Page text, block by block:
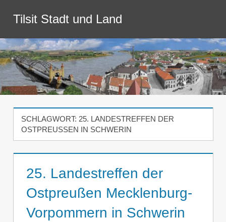
Inhalt
springen
Tilsit Stadt und Land
SCHLAGWORT: 25. LANDESTREFFEN DER
OSTPREUSSEN IN SCHWERIN
25. Landestreffen der
Ostpreußen Mecklenburg-
Vorpommern in Schwerin